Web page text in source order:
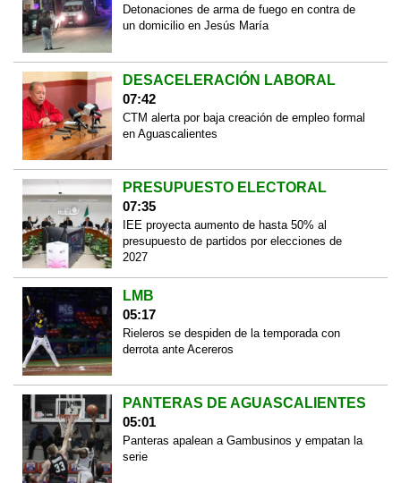
Detonaciones de arma de fuego en contra de
un domicilio en Jesús María
DESACELERACIÓN LABORAL
07:42
CTM alerta por baja creación de empleo formal
en Aguascalientes
PRESUPUESTO ELECTORAL
07:35
IEE proyecta aumento de hasta 50% al
presupuesto de partidos por elecciones de
2027
LMB
05:17
Rieleros se despiden de la temporada con
derrota ante Acereros
PANTERAS DE AGUASCALIENTES
05:01
Panteras apalean a Gambusinos y empatan la
serie